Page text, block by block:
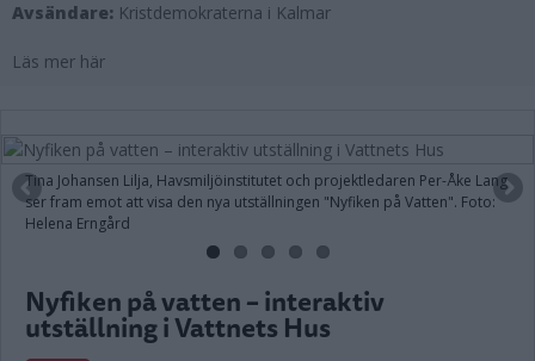
Avsändare: Kristdemokraterna i Kalmar
Läs mer här
Tina Johansen Lilja, Havsmiljöinstitutet och projektledaren Per-Åke Lang
ser fram emot att visa den nya utställningen "Nyfiken på Vatten". Foto:
Helena Erngård
Nyfiken på vatten – interaktiv
utställning i Vattnets Hus